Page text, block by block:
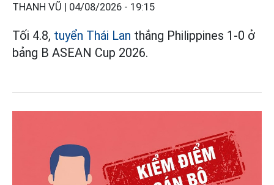
THANH VŨ | 04/08/2026 - 19:15
Tối 4.8, tuyển Thái Lan thắng Philippines 1-0 ở
bảng B ASEAN Cup 2026.